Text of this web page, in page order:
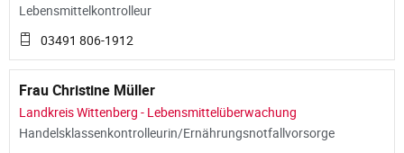
Lebensmittelkontrolleur
03491 806-1912
Frau Christine Müller
Landkreis Wittenberg - Lebensmittelüberwachung
Handelsklassenkontrolleurin/Ernährungsnotfallvorsorge